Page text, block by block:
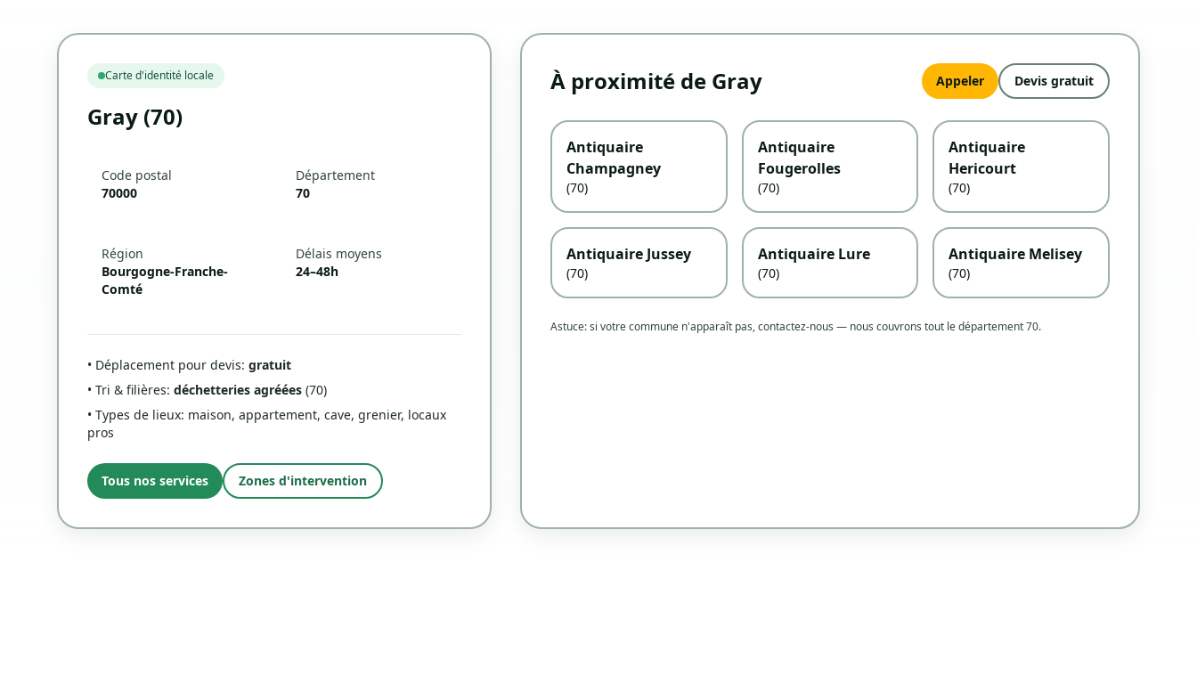
Carte d'identité locale
Gray (70)
Code postal
70000
Département
70
Région
Bourgogne-Franche-
Comté
Délais moyens
24–48h
• Déplacement pour devis: gratuit
• Tri & filières: déchetteries agréées (70)
• Types de lieux: maison, appartement, cave, grenier, locaux
pros
Tous nos services Zones d'intervention
À proximité de Gray Appeler Devis gratuit
Antiquaire
Champagney
(70)
Antiquaire
Fougerolles
(70)
Antiquaire
Hericourt
(70)
Antiquaire Jussey
(70)
Antiquaire Lure
(70)
Antiquaire Melisey
(70)
Astuce: si votre commune n'apparaît pas, contactez-nous — nous couvrons tout le département 70.